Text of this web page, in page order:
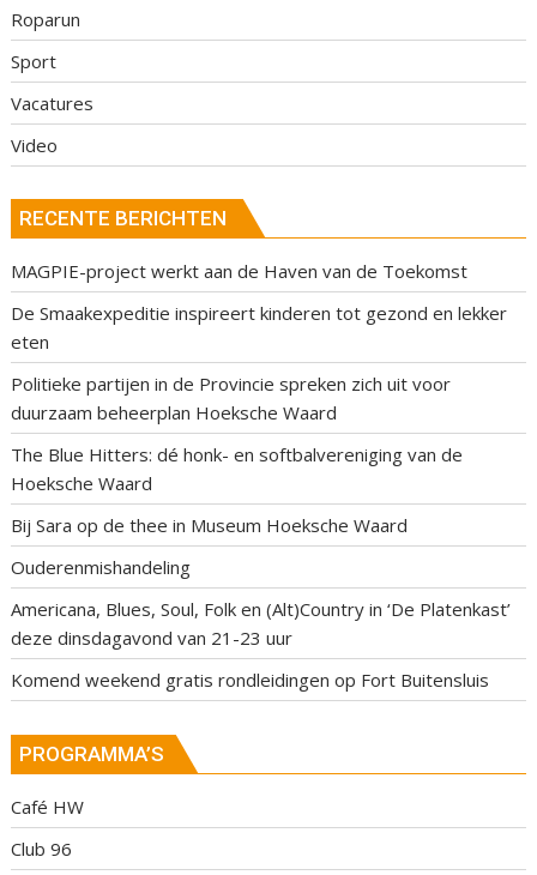
Roparun
Sport
Vacatures
Video
RECENTE BERICHTEN
MAGPIE-project werkt aan de Haven van de Toekomst
De Smaakexpeditie inspireert kinderen tot gezond en lekker
eten
Politieke partijen in de Provincie spreken zich uit voor
duurzaam beheerplan Hoeksche Waard
The Blue Hitters: dé honk- en softbalvereniging van de
Hoeksche Waard
Bij Sara op de thee in Museum Hoeksche Waard
Ouderenmishandeling
Americana, Blues, Soul, Folk en (Alt)Country in ‘De Platenkast’
deze dinsdagavond van 21-23 uur
Komend weekend gratis rondleidingen op Fort Buitensluis
PROGRAMMA’S
Café HW
Club 96